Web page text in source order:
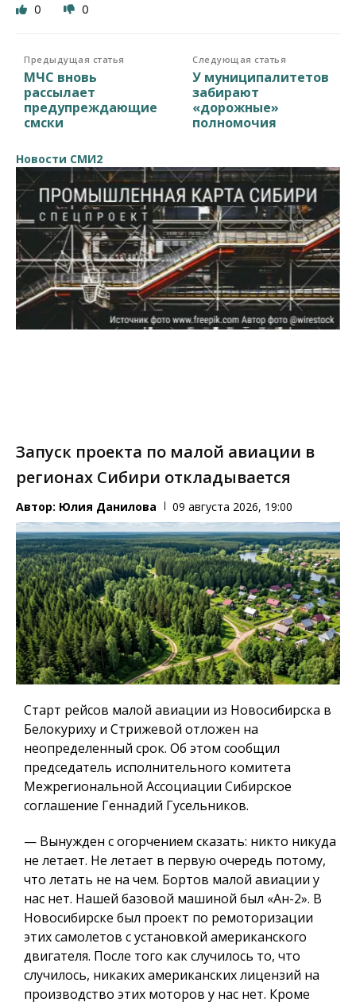
0 0
Предыдущая статья
МЧС вновь
рассылает
предупреждающие
смски
Следующая статья
У муниципалитетов
забирают
«дорожные»
полномочия
Новости СМИ2
Запуск проекта по малой авиации в
регионах Сибири откладывается
Автор: Юлия Данилова 09 августа 2026, 19:00
Старт рейсов малой авиации из Новосибирска в
Белокуриху и Стрижевой отложен на
неопределенный срок. Об этом сообщил
председатель исполнительного комитета
Межрегиональной Ассоциации Сибирское
соглашение Геннадий Гусельников.
— Вынужден с огорчением сказать: никто никуда
не летает. Не летает в первую очередь потому,
что летать не на чем. Бортов малой авиации у
нас нет. Нашей базовой машиной был «Ан-2». В
Новосибирске был проект по ремоторизации
этих самолетов с установкой американского
двигателя. После того как случилось то, что
случилось, никаких американских лицензий на
производство этих моторов у нас нет. Кроме